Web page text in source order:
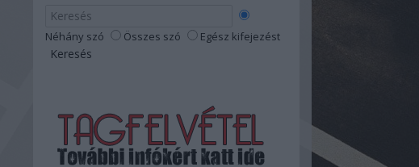
Néhány szó Összes szó Egész kifejezést